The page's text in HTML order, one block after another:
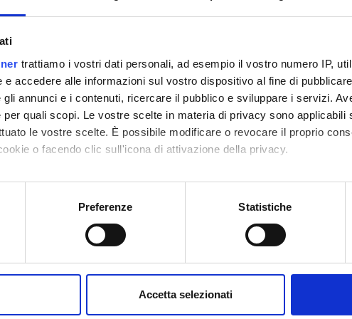
trattiamo i vostri dati personali, ad esempio il vostro numero IP,
e accedere alle informazioni sul vostro dispositivo al fine di
annunci e i contenuti, ricercare il pubblico e sviluppare i servizi.
quali scopi. Le vostre scelte in materia di privacy sono applicabili
le vostre scelte. È possibile modificare o revocare il proprio
o facendo clic sull'icona di attivazione della privacy.
anche:
sulla tua posizione geografica, con un'approssimazione di
consenso in qualsiasi momento dalla Dichiarazione sui cookie.
Preferenze Statistiche
Accetta selezionati
sector MED/38 - PEDIATRIA GENERALE E